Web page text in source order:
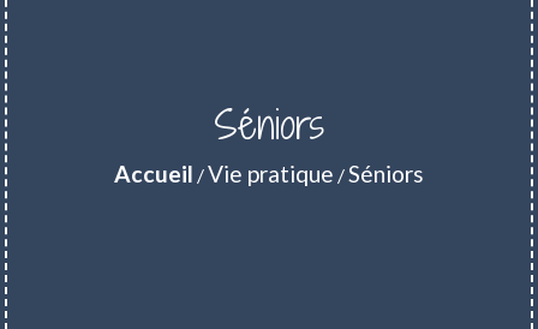
Séniors
Accueil /Vie pratique /Séniors